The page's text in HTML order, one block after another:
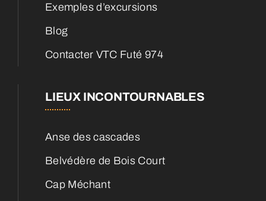
Exemples d’excursions
Blog
Contacter VTC Futé 974
LIEUX INCONTOURNABLES
Anse des cascades
Belvédère de Bois Court
Cap Méchant